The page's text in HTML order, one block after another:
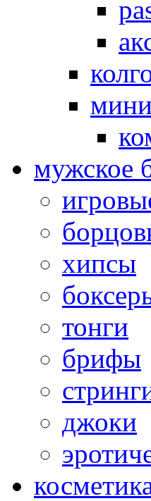
мужское
хипсы
тонги
брифы
джоки